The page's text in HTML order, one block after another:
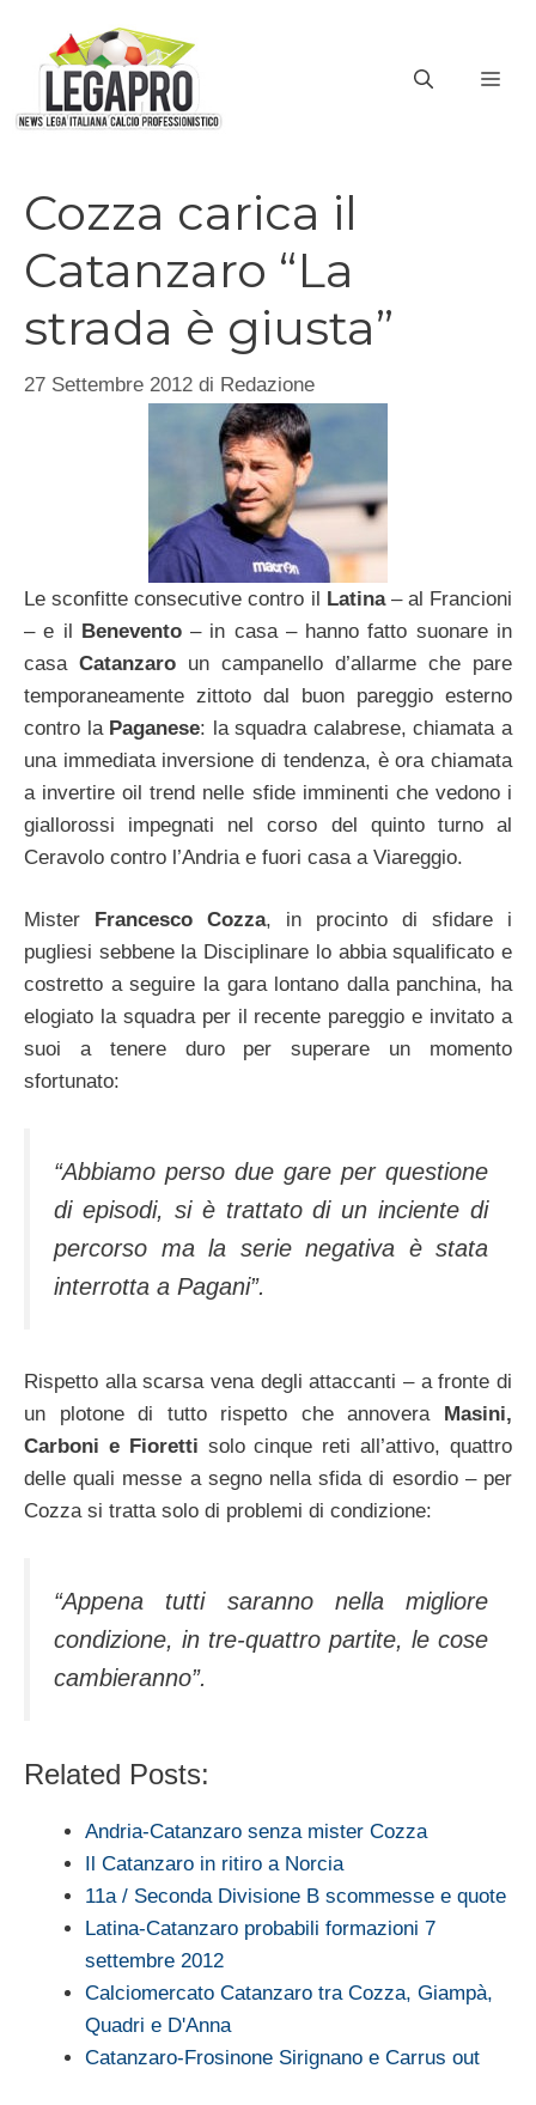
contenuto
Cozza carica il
Catanzaro “La
strada è giusta”
27 Settembre 2012 di Redazione
Le sconfitte consecutive contro il Latina– al Francioni
– e il Benevento– in casa – hanno fatto suonare in
casa Catanzaro un campanello d’allarme che pare
temporaneamente zittoto dal buon pareggio esterno
contro la Paganese: la squadra calabrese, chiamata a
una immediata inversione di tendenza, è ora chiamata
a invertire oil trend nelle sfide imminenti che vedono i
giallorossi impegnati nel corso del quinto turno al
Ceravolo contro l’Andria e fuori casa a Viareggio.
Mister Francesco Cozza, in procinto di sfidare i
pugliesi sebbene la Disciplinare lo abbia squalificato e
costretto a seguire la gara lontano dalla panchina, ha
elogiato la squadra per il recente pareggio e invitato a
suoi a tenere duro per superare un momento
sfortunato:
“Abbiamo perso due gare per questione
di episodi, si è trattato di un inciente di
percorso ma la serie negativa è stata
interrotta a Pagani”.
Rispetto alla scarsa vena degli attaccanti – a fronte di
un plotone di tutto rispetto che annovera
Masini,
Carboni e Fioretti solo cinque reti all’attivo, quattro
delle quali messe a segno nella sfida di esordio – per
Cozza si tratta solo di problemi di condizione:
“Appena tutti saranno nella migliore
condizione, in tre-quattro partite, le cose
cambieranno”.
Related Posts:
Andria-Catanzaro senza mister Cozza
Il Catanzaro in ritiro a Norcia
11a / Seconda Divisione B scommesse e quote
Latina-Catanzaro probabili formazioni 7
settembre 2012
Calciomercato Catanzaro tra Cozza, Giampà,
Quadri e D'Anna
Catanzaro-Frosinone Sirignano e Carrus out